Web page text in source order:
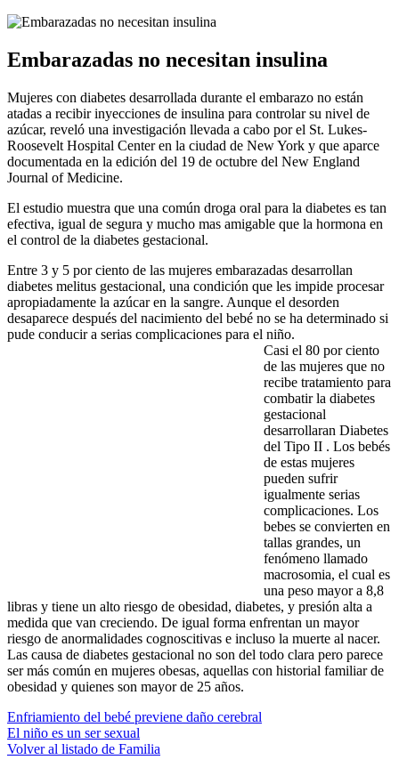
Embarazadas no necesitan insulina
Mujeres con diabetes desarrollada durante el embarazo no están
atadas a recibir inyecciones de insulina para controlar su nivel de
azúcar, reveló una investigación llevada a cabo por el St. Lukes-
Roosevelt Hospital Center en la ciudad de New York y que aparce
documentada en la edición del 19 de octubre del New England
Journal of Medicine.
El estudio muestra que una común droga oral para la diabetes es tan
efectiva, igual de segura y mucho mas amigable que la hormona en
el control de la diabetes gestacional.
Entre 3 y 5 por ciento de las mujeres embarazadas desarrollan
diabetes melitus gestacional, una condición que les impide procesar
apropiadamente la azúcar en la sangre. Aunque el desorden
desaparece después del nacimiento del bebé no se ha determinado si
pude conducir a serias complicaciones para el niño.
Casi el 80 por ciento
de las mujeres que no
recibe tratamiento para
combatir la diabetes
gestacional
desarrollaran Diabetes
del Tipo II . Los bebés
de estas mujeres
pueden sufrir
igualmente serias
complicaciones. Los
bebes se convierten en
tallas grandes, un
fenómeno llamado
macrosomia, el cual es
una peso mayor a 8,8
libras y tiene un alto riesgo de obesidad, diabetes, y presión alta a
medida que van creciendo. De igual forma enfrentan un mayor
riesgo de anormalidades cognoscitivas e incluso la muerte al nacer.
Las causa de diabetes gestacional no son del todo clara pero parece
ser más común en mujeres obesas, aquellas con historial familiar de
obesidad y quienes son mayor de 25 años.
Enfriamiento del bebé previene daño cerebral
El niño es un ser sexual
Volver al listado de Familia